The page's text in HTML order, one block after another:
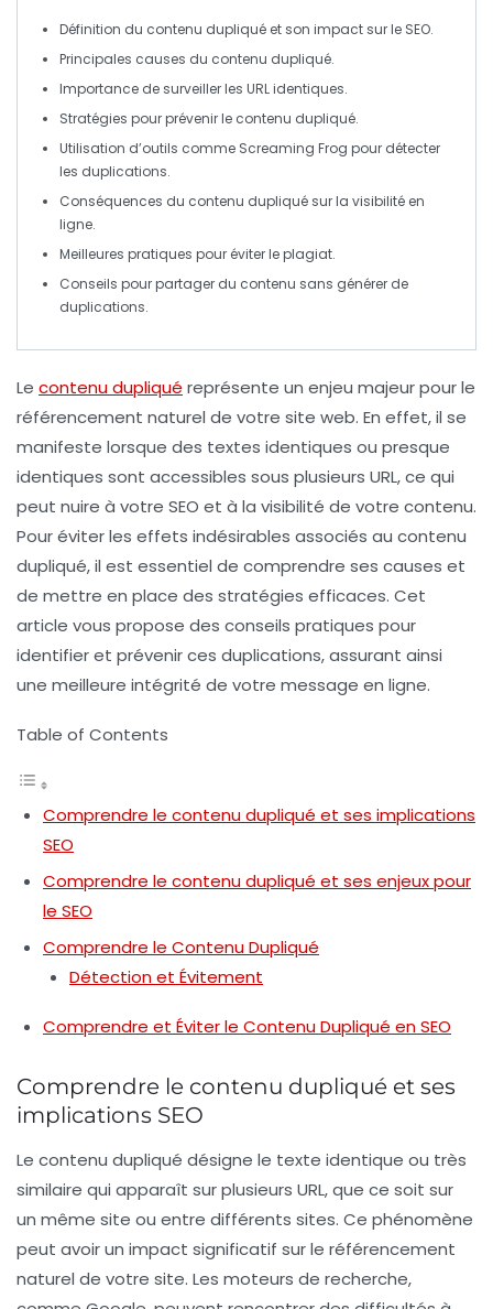
Définition du contenu dupliqué et son impact sur le SEO.
Principales causes du contenu dupliqué.
Importance de surveillerles URLidentiques.
Stratégies pourprévenirle contenu dupliqué.
Utilisation d’outils comme Screaming Frog pour détecter
les duplications.
Conséquences du contenu dupliqué sur la visibilité en
ligne.
Meilleures pratiques pour éviter le plagiat.
Conseils pour partager du contenu sans générer de
duplications.
Le contenu dupliqué représente un enjeu majeur pour le
référencement naturel de votre site web. En effet, il se
manifeste lorsque des textes identiques ou presque
identiques sont accessibles sous plusieurs URL, ce qui
peut nuire à votre SEO et à la visibilité de votre contenu.
Pour éviter les effets indésirables associés au contenu
dupliqué, il est essentiel de comprendre ses causes et
de mettre en place des stratégies efficaces. Cet
article vous propose des conseils pratiques pour
identifier et prévenir ces duplications, assurant ainsi
une meilleure intégrité de votre message en ligne.
Table of Contents
Comprendre le contenu dupliqué et ses implications
SEO
Comprendre le contenu dupliqué et ses enjeux pour
le SEO
Comprendre le Contenu Dupliqué
Détection et Évitement
Comprendre et Éviter le Contenu Dupliqué en SEO
Comprendre le contenu dupliqué et ses
implications SEO
Le contenu dupliqué désigne le texte identique ou très
similaire qui apparaît sur plusieurs URL, que ce soit sur
un même site ou entre différents sites. Ce phénomène
peut avoir un impact significatif sur le référencement
naturel de votre site. Les moteurs de recherche,